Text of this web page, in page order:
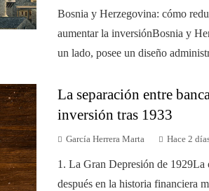
Bosnia y Herzegovina: cómo
aumentar la inversiónBosnia y
un lado, posee un diseño
La separación entre
inversión tras 1933
García Herrera Marta Hace 2
1. La Gran Depresión de 1929La
después en la historia financiera